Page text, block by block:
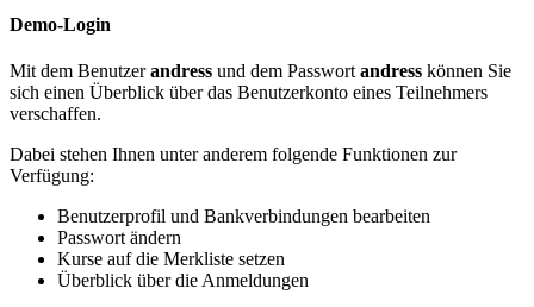
Demo-Login
Mit dem Benutzerandress und dem Passwort andress können Sie
sich einen Überblick über das Benutzerkonto eines Teilnehmers
verschaffen.
Dabei stehen Ihnen unter anderem folgende Funktionen zur
Verfügung:
Benutzerprofil und Bankverbindungen bearbeiten
Passwort ändern
Kurse auf die Merkliste setzen
Überblick über die Anmeldungen